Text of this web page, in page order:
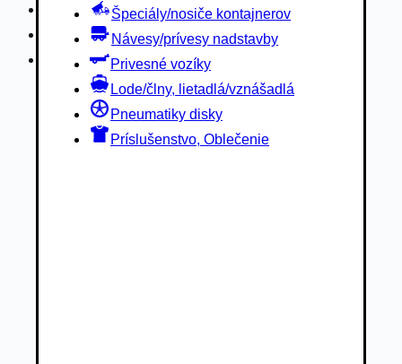
Špeciály/nosiče kontajnerov
Návesy/prívesy nadstavby
Privesné vozíky
Lode/člny, lietadlá/vznášadlá
Pneumatiky disky
Príslušenstvo, Oblečenie
Lode/člny, lietadlá/vznášadlá
Pneumatiky disky
Príslušenstvo, Oblečenie